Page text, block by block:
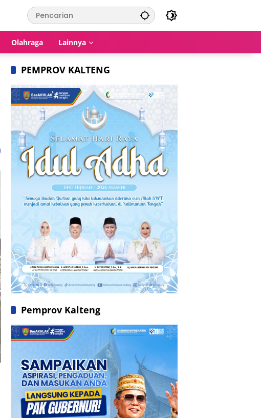
Olahraga Lainnya
PEMPROV KALTENG
Pemprov Kalteng